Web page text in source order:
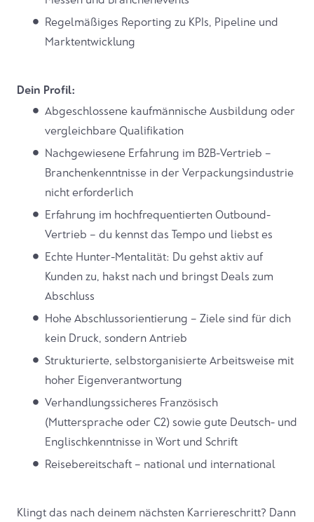
Regelmäßiges Reporting zu KPIs, Pipeline und
Marktentwicklung
Dein Profil:
Abgeschlossene kaufmännische Ausbildung oder
vergleichbare Qualifikation
Nachgewiesene Erfahrung im B2B-Vertrieb –
Branchenkenntnisse in der Verpackungsindustrie
nicht erforderlich
Erfahrung im hochfrequentierten Outbound-
Vertrieb – du kennst das Tempo und liebst es
Echte Hunter-Mentalität: Du gehst aktiv auf
Kunden zu, hakst nach und bringst Deals zum
Abschluss
Hohe Abschlussorientierung – Ziele sind für dich
kein Druck, sondern Antrieb
Strukturierte, selbstorganisierte Arbeitsweise mit
hoher Eigenverantwortung
Verhandlungssicheres Französisch
(Muttersprache oder C2) sowie gute Deutsch- und
Englischkenntnisse in Wort und Schrift
Reisebereitschaft – national und international
Klingt das nach deinem nächsten Karriereschritt? Dann